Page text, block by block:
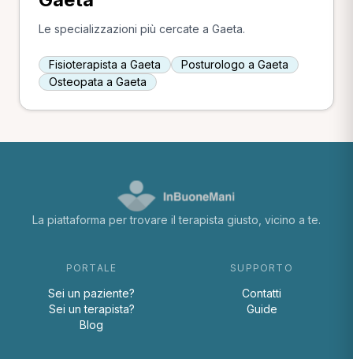
Le specializzazioni più cercate a Gaeta.
Fisioterapista a Gaeta
Posturologo a Gaeta
Osteopata a Gaeta
La piattaforma per trovare il terapista giusto, vicino a te.
PORTALE
Sei un paziente?
Sei un terapista?
Blog
SUPPORTO
Contatti
Guide